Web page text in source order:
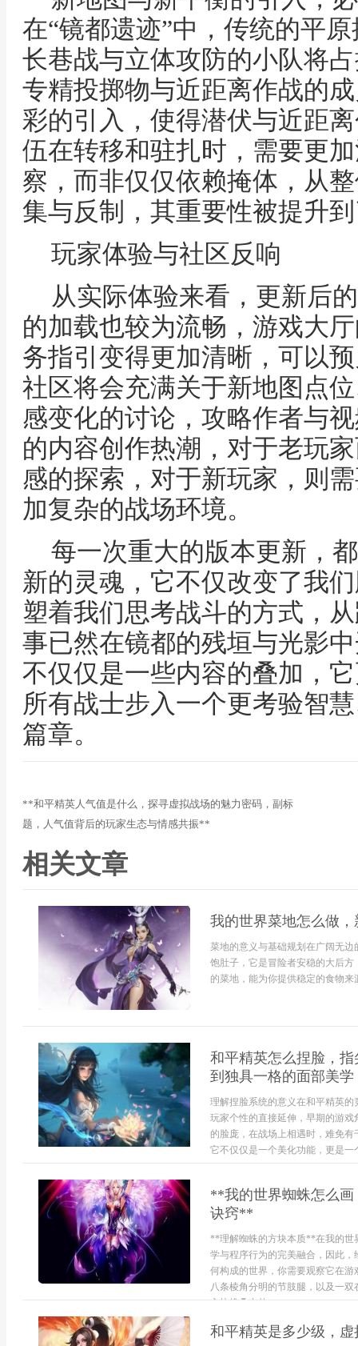
在“镜都遗迹”中，传统的平
长巷战与立体攻防的小队将
专精投掷物与近距离作战的
彩的引入，使得潜伏与近距
伍在转移和驻扎时，需要更
察，而非仅仅依赖掩体，从
集与反制，其重要性被提升
玩家体验与社区反响
从实际体验来看，更新后
的加载也较为流畅，游戏大
务指引变得更加清晰，可以
社区将会充满关于新地图点
感变化的讨论，攻略作者与
的内容创作热潮，对于老玩
感的探索，对于新玩家，则
加复杂的战场环境。
每一次重大的版本更新，
新的灵魂，它不仅改变了我
塑着我们思考战斗的方式，
事已然在镜都的残垣与光影
不仅仅是一些内容的叠加，
所有战士步入一个更考验智
篇章。
**和平精英人气值是什么，探寻虚拟战场的魅力密码，副标
题，人气值背后的玩家生态与情感共振**
相关文章
我的世界菜地怎么做
菜地的意义与基础规划在广阔无
饱肚子，它是冒险者安稳的大后
的菜地，能为你提供稳定的食物来
和平精英怎么捏脸，
到独具一格的面部美学
理解捏脸系统的意义在和平精英
玩家个性的直接延伸，早期的游
的脸庞，在战场上相遇时，难免
它不仅仅是一个美化功能，更是一
**我的世界蜘蛛怎么
诀窍**
**理解蜘蛛的方块本质**在我的世
学与程序行为的完美融合，因此
何构成的世界，你需要观察它在
八条棱角分明的节肢腿，以及一
方块堆叠出的...
和平精英是多少级，